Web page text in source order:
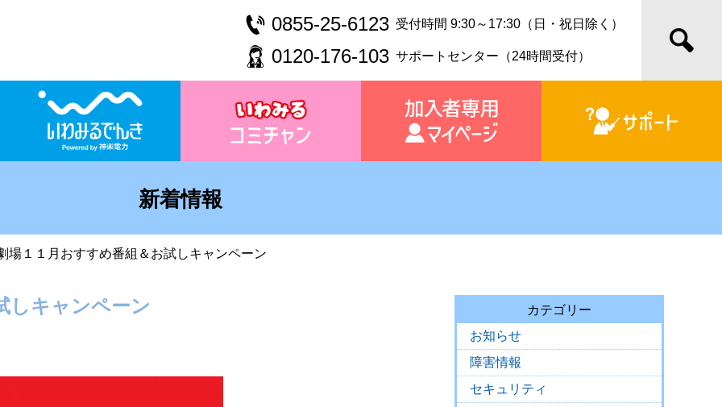
0855-25-6123 受付時間 9:30～17:30（日・祝日除く）
0120-176-103 サポートセンター（24時間受付）
新着情報
場１１月おすすめ番組＆お試しキャンペーン
しキャンペーン
カテゴリー
お知らせ
障害情報
セキュリティ